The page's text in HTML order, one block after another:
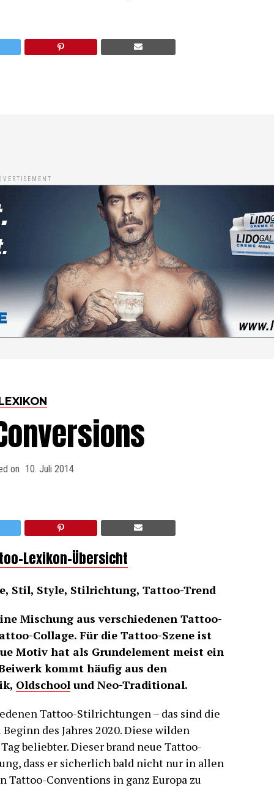
on 10. Juli 2014
Lexikon-Übersicht
Stil, Style, Stilrichtung, Tattoo-Trend
Mischung aus verschiedenen Tattoo-
Collage. Für die Tattoo-Szene ist
Motiv hat als Grundelement meist ein
kommt häufig aus den
Oldschoolund Neo-Traditional.
Tattoo-Stilrichtungen – das sind die
des Jahres 2020. Diese wilden
beliebter. Dieser brand neue Tattoo-
dass er sicherlich bald nicht nur in allen
Tattoo-Conventions in ganz Europa zu